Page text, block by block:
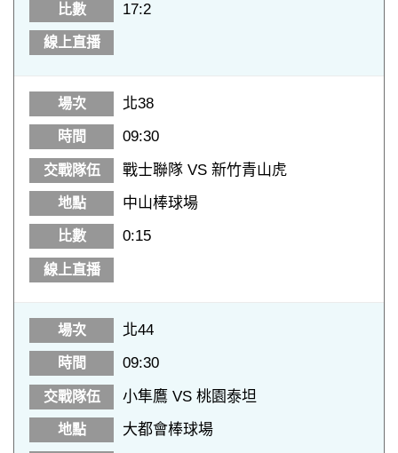
17:2
北38
09:30
戰士聯隊 VS 新竹青山虎
中山棒球場
0:15
北44
09:30
小隼鷹 VS 桃園泰坦
大都會棒球場